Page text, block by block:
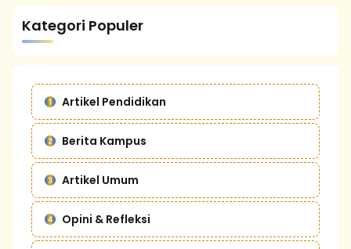
Kategori Populer
Artikel Pendidikan
Berita Kampus
Artikel Umum
Opini & Refleksi